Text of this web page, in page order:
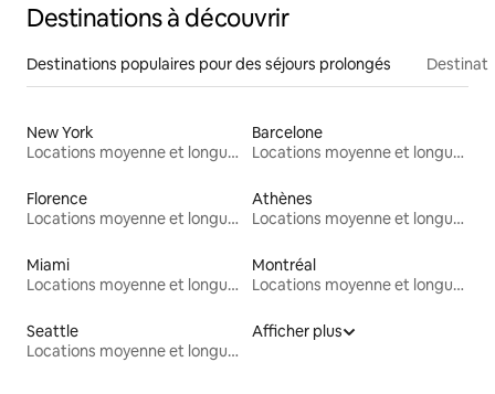
Destinations à découvrir
Destinations populaires pour des séjours prolongés
New York
Locations moyenne et longue durée
Barcelone
Locations moyenne et longue durée
Florence
Locations moyenne et longue durée
Athènes
Locations moyenne et longue durée
Miami
Locations moyenne et longue durée
Montréal
Locations moyenne et longue durée
Seattle
Locations moyenne et longue durée
Afficher plus